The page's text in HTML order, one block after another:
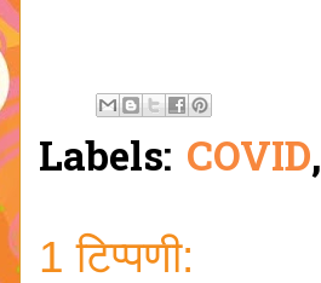
Labels: COVID,
1 टिप्पणी: